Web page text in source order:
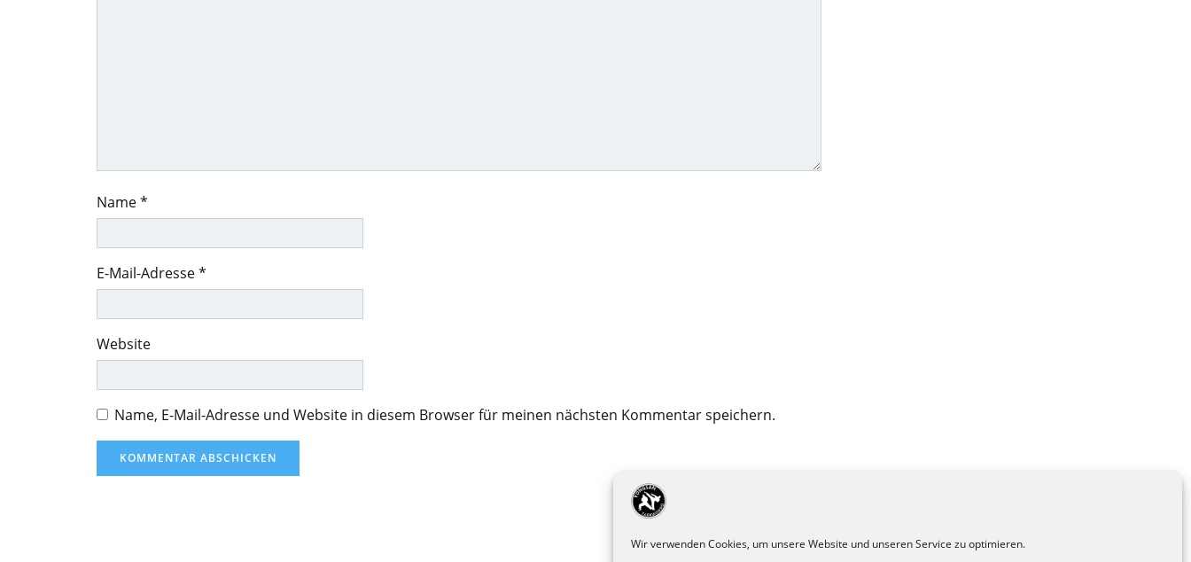
Wir verwenden Cookies, um unsere Website und unseren Service zu optimieren.
Name*
E-Mail-Adresse*
Website
Name, E-Mail-Adresse und Website in diesem Browser für meinen nächsten Kommentar speichern.